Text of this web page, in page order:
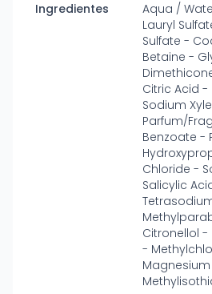
Ingredientes
Aqua /
Lauryl
Sulfate -
Betaine -
Citric Acid -
Sodium
Parfum/
Benzoate -
Chloride -
Salicylic
Citronellol -
-